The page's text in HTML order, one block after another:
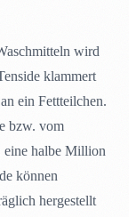
wird
klammert
ein Fettteilchen.
bzw. vom
eine halbe Million
können
hergestellt